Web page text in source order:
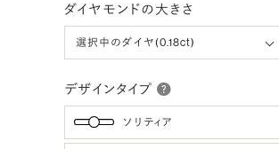
ダイヤモンドの大きさ
デザインタイプ
ソリティア